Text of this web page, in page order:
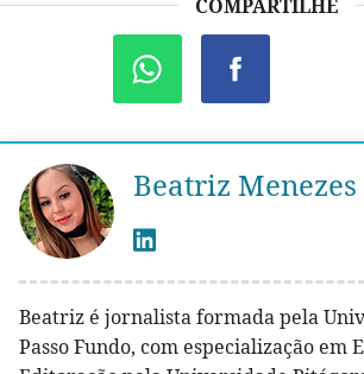
COMPARTILHE
Beatriz Menezes
Beatriz é jornalista formada pela
Passo Fundo, com especialização em